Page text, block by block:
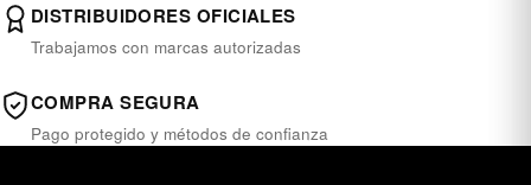
DISTRIBUIDORES OFICIALES
Trabajamos con marcas autorizadas
COMPRA SEGURA
Pago protegido y métodos de confianza